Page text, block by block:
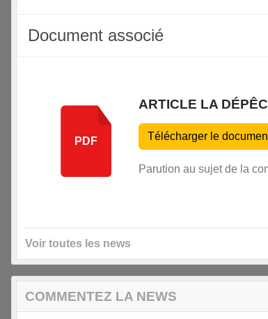
Document associé
PDF
ARTICLE LA
Télécharger le
Parution au sujet de la
Voir toutes les news
COMMENTEZ LA NEWS